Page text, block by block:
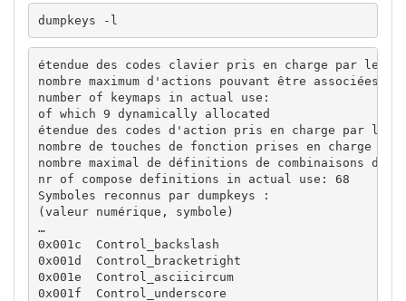
dumpkeys -l
étendue des codes clavier pris en charge par le
nombre maximum d'actions pouvant être associées
number of keymaps in actual use:
of which 9 dynamically allocated
étendue des codes d'action pris en charge par le
nombre de touches de fonction prises en charge
nombre maximal de définitions de combinaisons de
nr of compose definitions in actual use: 68
Symboles reconnus par dumpkeys :
(valeur numérique, symbole)
…
0x001c	Control_backslash
0x001d	Control_bracketright
0x001e	Control_asciicircum
0x001f	Control_underscore